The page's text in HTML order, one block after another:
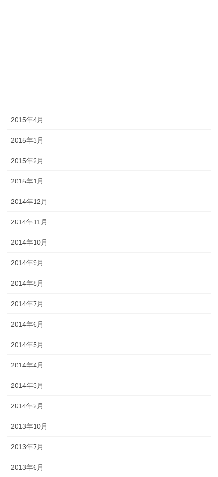
2015年4月
2015年3月
2015年2月
2015年1月
2014年12月
2014年11月
2014年10月
2014年9月
2014年8月
2014年7月
2014年6月
2014年5月
2014年4月
2014年3月
2014年2月
2013年10月
2013年7月
2013年6月